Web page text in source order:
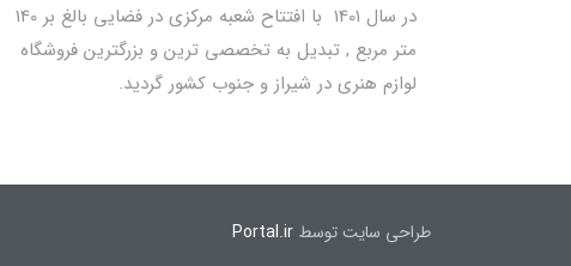
در سال 1401 با افتتاح شعبه مرکزی در فضایی بالغ بر 140
متر مربع , تبدیل به تخصصی ترین و بزرگترین فروشگاه
لوازم هنری در شیراز و جنوب کشور گردید.
طراحی سایت توسط Portal.ir